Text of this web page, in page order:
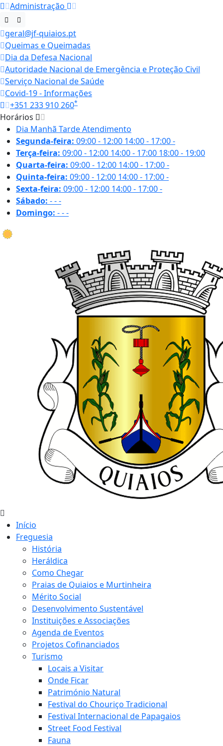
Administração
geral@jf-quiaios.pt
Queimas e Queimadas
Dia da Defesa Nacional
Autoridade Nacional de Emergência e Proteção Civil
Serviço Nacional de Saúde
Covid-19 - Informações
+351 233 910 260*
Horários
Dia Manhã TardeAtendimento
Segunda-feira: 09:00 - 12:00 14:00 - 17:00-
Terça-feira: 09:00 - 12:00 14:00 - 17:00 18:00 - 19:00
Quarta-feira: 09:00 - 12:00 14:00 - 17:00-
Quinta-feira: 09:00 - 12:00 14:00 - 17:00-
Sexta-feira: 09:00 - 12:00 14:00 - 17:00-
Sábado: ---
Domingo: ---
Início
Freguesia
História
Heráldica
Como Chegar
Praias de Quiaios e Murtinheira
Mérito Social
Desenvolvimento Sustentável
Instituições e Associações
Agenda de Eventos
Projetos Cofinanciados
Turismo
Locais a Visitar
Onde Ficar
Património Natural
Festival do Chouriço Tradicional
Festival Internacional de Papagaios
Street Food Festival
Fauna